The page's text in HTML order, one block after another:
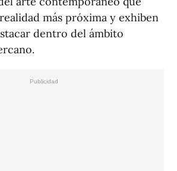
más próxima y exhiben
dentro del ámbito